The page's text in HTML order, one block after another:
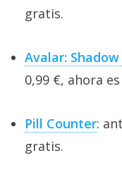
gratis.
Avalar:
0,99 €, ahora
Pill Counter:
gratis.